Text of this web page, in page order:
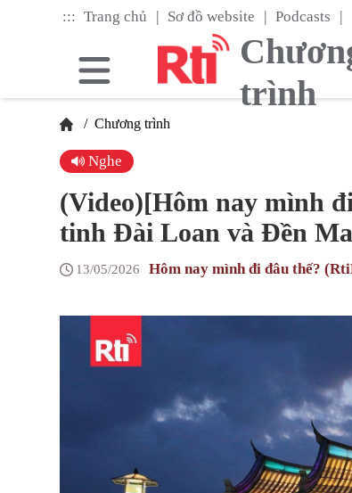
::: Trang chủ | Sơ đồ website | Podcasts |
trình
/ Chương trình
Nghe
(Video)[Hôm nay mình
tinh Đài Loan và Đền
13/05/2026 Hôm nay mình đi đâu thế?